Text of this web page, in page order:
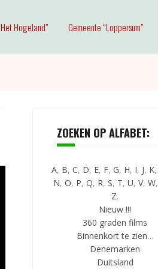
Hogeland” Gemeente “Loppersum”
ZOEKEN OP ALFABET:
A, B, C, D, E, F, G, H, I, J, K,
N, O, P, Q, R, S, T, U, V, W,
Z.
Nieuw !!!
360 graden films
Binnenkort te zien…
Denemarken
Duitsland